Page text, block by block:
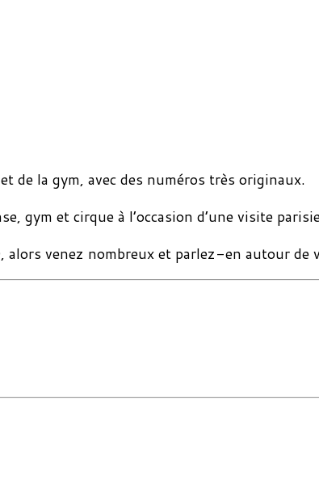
de la gym, avec des numéros très originaux.
gym et cirque à l’occasion d’une visite
venez nombreux et parlez-en autour de